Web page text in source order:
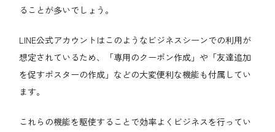
ることが多いでしょう。
LINE公式アカウントはこのようなビジネスシーンでの利用が
想定されているため、「専用のクーポン作成」や「友達追加
を促すポスターの作成」などの大変便利な機能も付属してい
ます。
これらの機能を駆使することで効率よくビジネスを行ってい